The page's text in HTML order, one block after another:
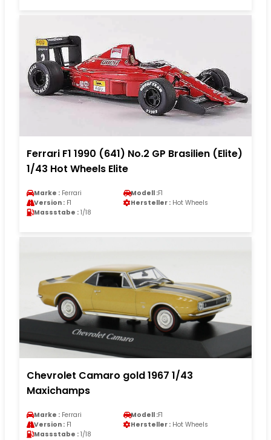
Ferrari F1 1990 (641) No.2 GP Brasilien (Elite)
1/43 Hot Wheels Elite
Marke : Ferrari Modell :F1
Version : F1 Hersteller : Hot Wheels
Massstabe : 1/18
Chevrolet Camaro gold 1967 1/43
Maxichamps
Marke : Ferrari Modell :F1
Version : F1 Hersteller : Hot Wheels
Massstabe : 1/18